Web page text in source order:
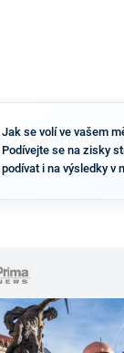
Jak se volí ve vašem
Podívejte se na zisky
podívat i na výsledky v